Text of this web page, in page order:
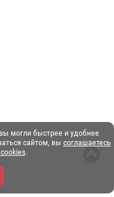
могли быстрее и удобнее
сайтом, вы соглашаетесь
.